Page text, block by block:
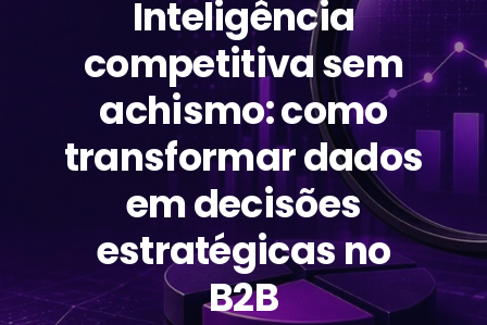
Inteligência
competitiva sem
achismo: como
transformar dados
em decisões
estratégicas no
B2B